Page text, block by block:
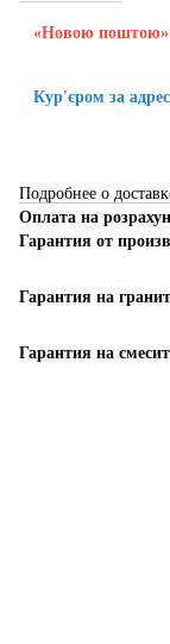
«Новою поштою»
Кур'єром за
Подробнее о
Оплата на
Гарантия от
Гарантия на
Гарантия на